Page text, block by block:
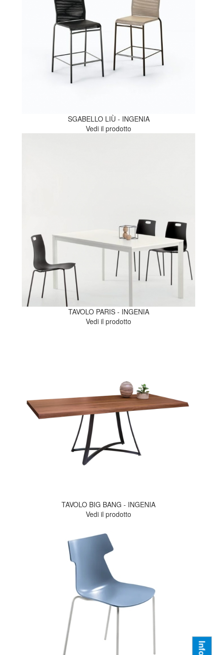
SGABELLO LIÙ - INGENIA
Vedi il prodotto
TAVOLO PARIS - INGENIA
Vedi il prodotto
TAVOLO BIG BANG - INGENIA
Vedi il prodotto